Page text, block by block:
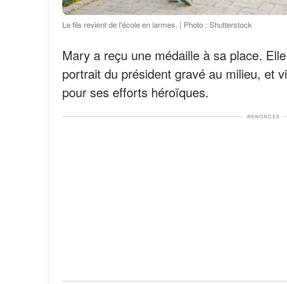
Le fils revient de l'école en larmes. | Photo : Shutterstock
Mary a reçu une médaille à sa place.
portrait du président gravé au milieu, et
pour ses efforts héroïques.
ANNONCES